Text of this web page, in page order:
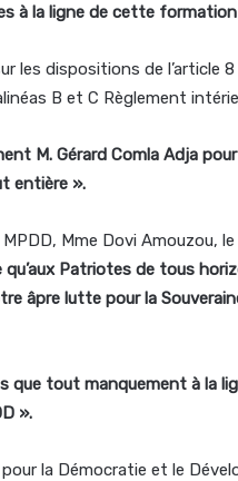
à la ligne de cette
les dispositions de l’article
B et C Règlement
M. Gérard Comla Adja
entière ».
Mme Dovi Amouzou,
Patriotes de tous
âpre lutte pour la
tout manquement à la
».
la Démocratie et le